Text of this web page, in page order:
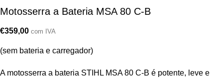
Motosserra a Bateria MSA 80 C-B
€359,00 com IVA
(sem bateria e carregador)
A motosserra a bateria STIHL MSA 80 C-B é potente, leve e